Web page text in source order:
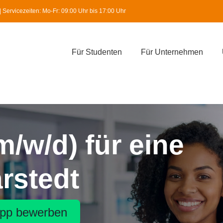
Mo-Fr: 09:00 Uhr bis 17:00 Uhr
Für Studenten Für Unternehmen
w/d) für eine
bewerben